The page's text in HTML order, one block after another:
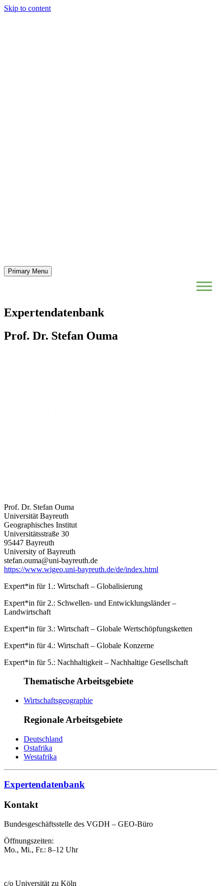
Skip to content
Primary Menu
Expertendatenbank
Prof. Dr. Stefan Ouma
Prof. Dr. Stefan Ouma
Universität Bayreuth
Geographisches Institut
Universitätsstraße 30
95447 Bayreuth
University of Bayreuth
stefan.ouma@uni-bayreuth.de
https://www.wigeo.uni-bayreuth.de/de/index.html
Expert*in für 1.: Wirtschaft – Globalisierung
Expert*in für 2.: Schwellen- und Entwicklungsländer –
Landwirtschaft
Expert*in für 3.: Wirtschaft – Globale Wertschöpfungsketten
Expert*in für 4.: Wirtschaft – Globale Konzerne
Expert*in für 5.: Nachhaltigkeit – Nachhaltige Gesellschaft
Thematische Arbeitsgebiete
Wirtschaftsgeographie
Regionale Arbeitsgebiete
Deutschland
Ostafrika
Westafrika
Expertendatenbank
Kontakt
Bundesgeschäftsstelle des VGDH – GEO-Büro
Öffnungszeiten:
Mo., Mi., Fr.: 8–12 Uhr
c/o Universität zu Köln